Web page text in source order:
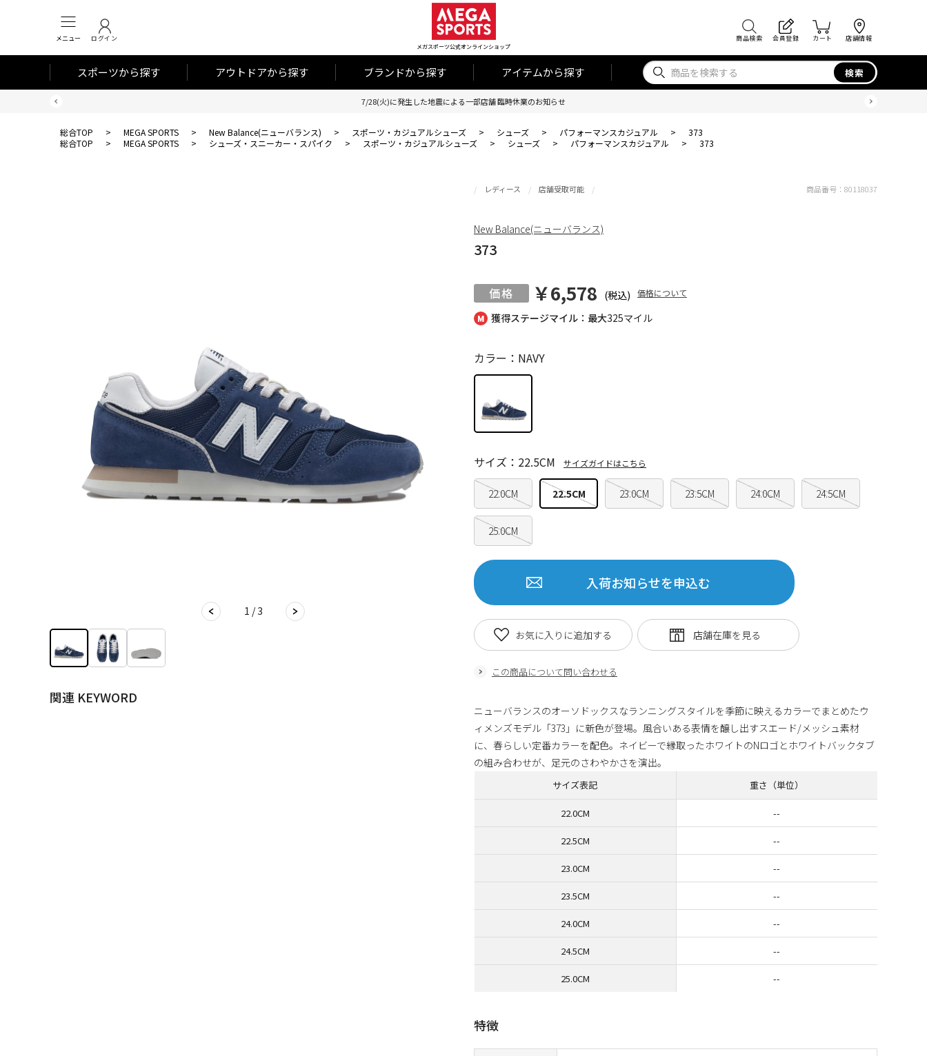
メニュー ログイン
メガスポーツ公式オンラインショップ
商品検索 会員登録 カート 店舗情報
スポーツから探す アウトドアから探す ブランドから探す アイテムから探す 検索
7/28(火)に発生した地震による一部店舗 臨時休業のお知らせ
総合TOP > MEGA SPORTS > New Balance(ニューバランス) > スポーツ・カジュアルシューズ > シューズ > パフォーマンスカジュアル >
373
総合TOP
> MEGA SPORTS > シューズ・スニーカー・スパイク > スポーツ・カジュアルシューズ > シューズ > パフォーマンスカジュアル > 373
1 / 3
関連 KEYWORD
獲得ステージマイル：最大325マイル
レディース 店舗受取可能
373
￥6,578 (税込) 価格について
カラー：NAVY
22.0CM 22.5CM 23.0CM 23.5CM 24.0CM 24.5CM
25.0CM
サイズ：22.5CM サイズガイドはこちら
入荷お知らせを申込む
この商品について問い合わせる
お気に入りに追加する
商品番号： 80118037
New Balance(ニューバランス)
ニューバランスのオーソドックスなランニングスタイルを季節に映えるカラーでまとめたウ
ィメンズモデル「373」に新色が登場。風合いある表情を醸し出すスエード/メッシュ素材
に、春らしい定番カラーを配色。ネイビーで縁取ったホワイトのNロゴとホワイトバックタブ
の組み合わせが、足元のさわやかさを演出。
特徴
サイズ表記 重さ（単位）
22.0CM --
22.5CM --
23.0CM --
23.5CM --
24.0CM --
24.5CM --
25.0CM --